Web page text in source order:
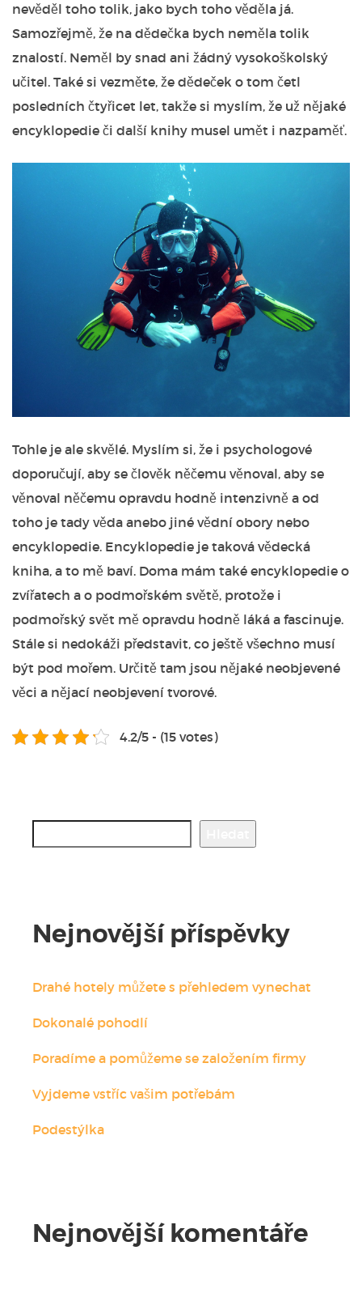
nevěděl toho tolik, jako bych toho věděla já.
Samozřejmě, že na dědečka bych neměla tolik
znalostí. Neměl by snad ani žádný vysokoškolský
učitel. Také si vezměte, že dědeček o tom četl
posledních čtyřicet let, takže si myslím, že už nějaké
encyklopedie či další knihy musel umět i nazpaměť.
Tohle je ale skvělé. Myslím si, že i psychologové
doporučují, aby se člověk něčemu věnoval, aby se
věnoval něčemu opravdu hodně intenzivně a od
toho je tady věda anebo jiné vědní obory nebo
encyklopedie. Encyklopedie je taková vědecká
kniha, a to mě baví. Doma mám také encyklopedie o
zvířatech a o podmořském světě, protože i
podmořský svět mě opravdu hodně láká a fascinuje.
Stále si nedokáži představit, co ještě všechno musí
být pod mořem. Určitě tam jsou nějaké neobjevené
věci a nějací neobjevení tvorové.
4.2/5 - (15 votes)
Nejnovější příspěvky
Drahé hotely můžete s přehledem vynechat
Dokonalé pohodlí
Poradíme a pomůžeme se založením firmy
Vyjdeme vstříc vašim potřebám
Podestýlka
Nejnovější komentáře